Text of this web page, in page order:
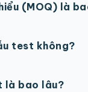
(MOQ) là
test không?
là bao lâu?